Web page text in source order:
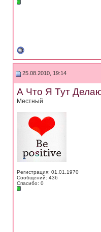
25.08.2010, 19:14
А Что Я Тут
Местный
Регистрация: 01.01.1970
Сообщений: 436
Спасибо: 0